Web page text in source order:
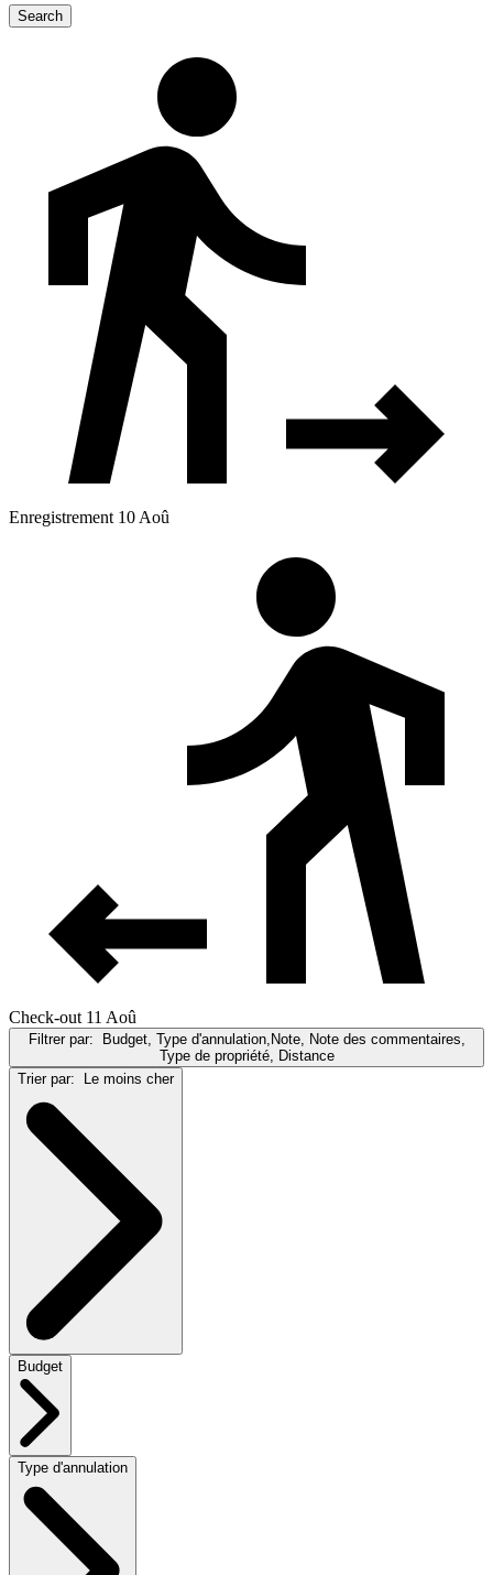
Search
Enregistrement 10 Aoû
Check-out 11 Aoû
Filtrer par:
Budget, Type d'annulation,Note, Note des commentaires,
Type de propriété, Distance
Trier par:
Le moins cher
Budget
Type d'annulation